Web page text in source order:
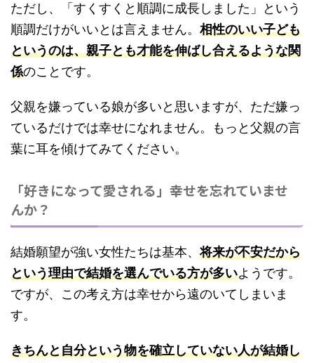
ただし、「すくすくと順調に成長しました」という
順調だけがいいとは言えません。 相性のいい子ども
というのは、親子とも才能を伸ばし合えるような関
係のことです。
父親を嫌っている娘が多いと思いますが、ただ嫌っ
ているだけでは幸せになれません。もっと父親の言
葉に耳を傾けてみてください。
「好きになって愛される」幸せを忘れていませ
んか？
結婚願望が強い女性たちは基本、将来が不安だから
という理由で結婚を選んでいる方が多いようです。
ですが、この考え方は幸せから遠のいてしまいま
す。
きちんと自分という物を確立していない人が結婚し